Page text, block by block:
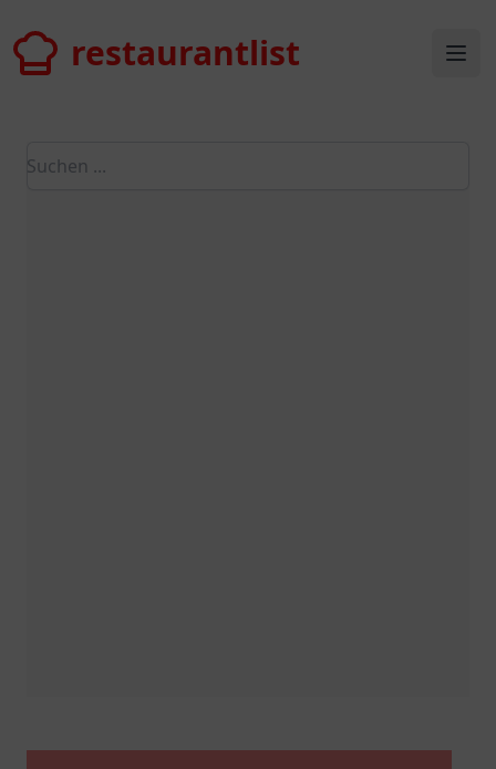
restaurantlistrestaurantlist